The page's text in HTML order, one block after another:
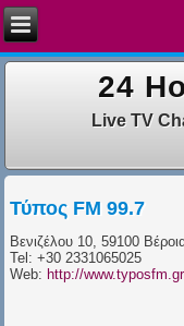
24
Live TV
Τύπος FM 99.7
Βενιζέλου 10, 59100
Tel: +30 2331065025
​Web: http://www.typosfm.gr